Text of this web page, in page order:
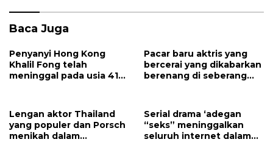
Baca Juga
Penyanyi Hong Kong
Khalil Fong telah
meninggal pada usia 41
Pacar baru aktris yang
bercerai yang dikabarkan
berenang di seberang
Lengan aktor Thailand
yang populer dan Porsch
menikah dalam
Serial drama ‘adegan
“seks” meninggalkan
seluruh internet dalam